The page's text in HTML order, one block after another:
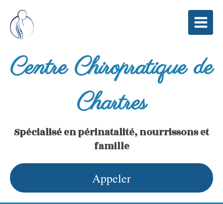
Centre Chiropratique de
Chartres
Spécialisé en périnatalité, nourrissons et
famille
Appeler